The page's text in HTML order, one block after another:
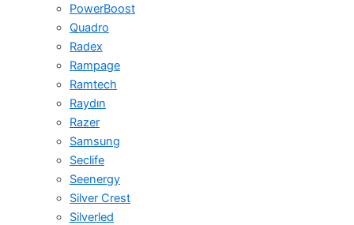
PowerBoost
Quadro
Radex
Rampage
Ramtech
Raydın
Razer
Samsung
Seclife
Seenergy
Silver Crest
Silverled